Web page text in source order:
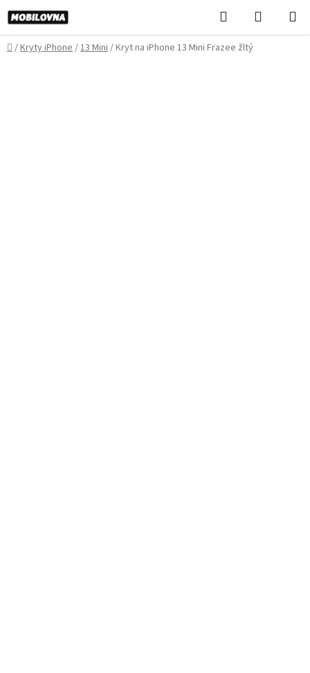
Prejsť
na
obsah
Hľadať
KOŠÍK
Domov
/Kryty iPhone/13 Mini/Kryt na iPhone 13 Mini Frazee žltý